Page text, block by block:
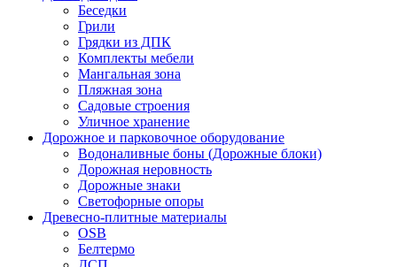
Беседки
Грили
Грядки из ДПК
Комплекты мебели
Мангальная зона
Пляжная зона
Садовые строения
Уличное хранение
Дорожное и парковочное оборудование
Водоналивные боны (Дорожные блоки)
Дорожная неровность
Дорожные знаки
Светофорные опоры
Древесно-плитные материалы
OSB
Белтермо